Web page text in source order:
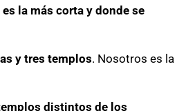
es la más corta y donde se
y tres templos. Nosotros es la
distintos de los